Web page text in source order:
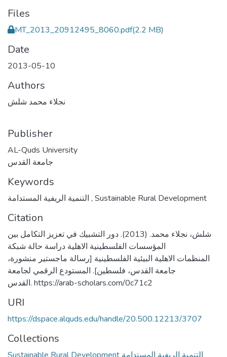
Files
MT_2013_20912495_8060.pdf(2.2 MB)
Date
2013-05-10
Authors
نجلاء محمد شلش
Publisher
AL-Quds University
جامعة القدس
Keywords
, Sustainable Rural Development
Citation
شلش، نجلاء محمد. (2013). دور التشبيك في تعزيز التكامل بين
المؤسسات الفلسطينية الاهلية دراسة حالة شبكة
المنظمات الاهلية البيئية الفلسطينية [رسالة ماجستير منشورة،
جامعة القدس، فلسطين]. المستودع الرقمي لجامعة
القدس. https://arab-scholars.com/0c71c2
URI
https://dspace.alquds.edu/handle/20.500.12213/3707
Collections